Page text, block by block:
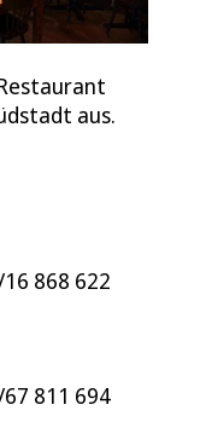
aus.
868 622
811 694